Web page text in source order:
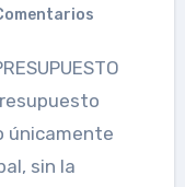
únicamente
sin la